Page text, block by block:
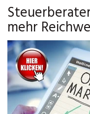
mehr